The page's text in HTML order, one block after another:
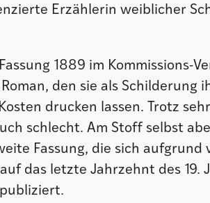
Erzählerin weiblicher
1889 im Kommissions-
den sie als Schilderung
drucken lassen. Trotz
schlecht. Am Stoff selbst
Fassung, die sich aufgrund
das letzte Jahrzehnt des 19.